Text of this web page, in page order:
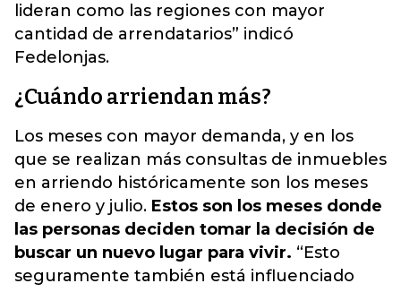
lideran como las regiones con mayor
cantidad de arrendatarios” indicó
Fedelonjas.
¿Cuándo arriendan más?
Los meses con mayor demanda, y en los
que se realizan más consultas de inmuebles
en arriendo históricamente son los meses
de enero y julio. Estos son los meses donde
las personas deciden tomar la decisión de
buscar un nuevo lugar para vivir. “Esto
seguramente también está influenciado